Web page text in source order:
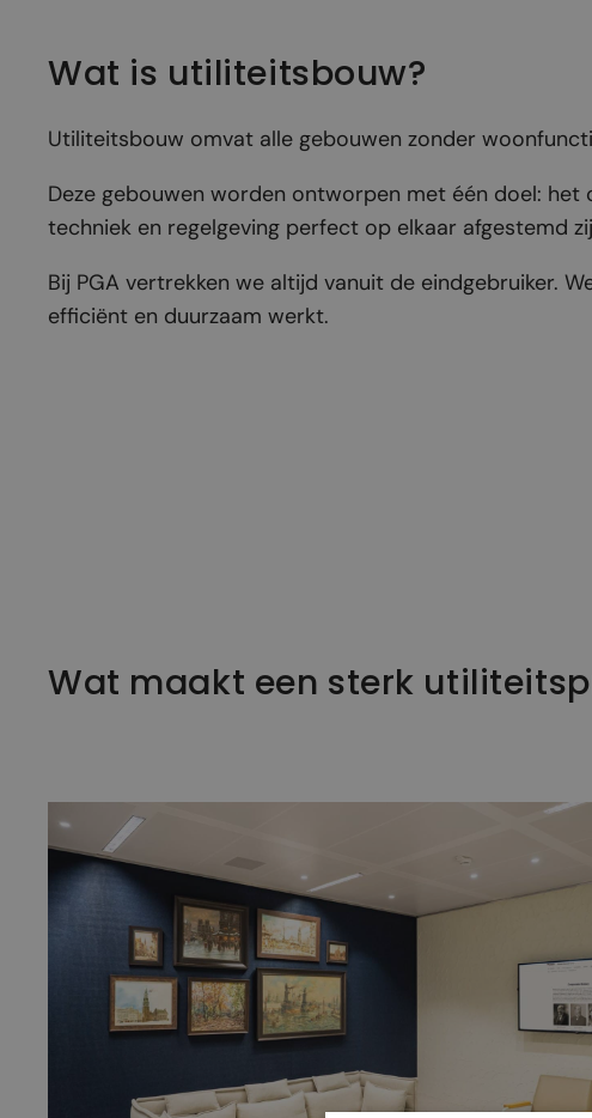
Wat is utiliteitsbouw?
Utiliteitsbouw omvat alle gebouwen zonder
Deze gebouwen worden ontworpen met één doel:
techniek en regelgeving perfect op elkaar afgestemd
Bij PGA vertrekken we altijd vanuit de eindgebruiker.
efficiënt en duurzaam werkt.
Wat maakt een sterk